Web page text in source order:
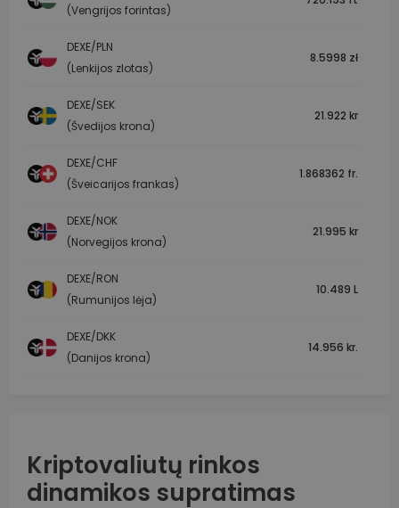
(Vengrijos forintas)
DEXE/PLN
(Lenkijos zlotas)
8.5998 zł
DEXE/SEK
(Švedijos krona)
21.922 kr
DEXE/CHF
(Šveicarijos frankas)
1.868362 fr.
DEXE/NOK
(Norvegijos krona)
21.995 kr
DEXE/RON
(Rumunijos lėja)
10.489 L
DEXE/DKK
(Danijos krona)
14.956 kr.
Kriptovaliutų rinkos
dinamikos supratimas